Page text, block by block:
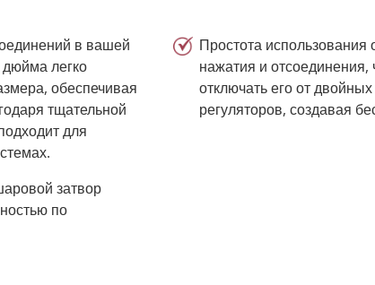
в вашей
легко
обеспечивая
тщательной
для
затвор
по
Простота использования
нажатия и отсоединения,
отключать его от
регуляторов, создавая